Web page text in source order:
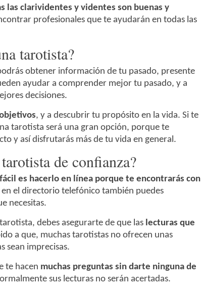
las clarividentes y videntes son buenas y
profesionales que te ayudarán en todas las
tarotista?
obtener información de tu pasado, presente
ayudar a comprender mejor tu pasado, y a
decisiones.
, y a descubrir tu propósito en la vida. Si te
tarotista será una gran opción, porque te
y así disfrutarás más de tu vida en general.
de confianza?
es hacerlo en línea porque te encontrarás con
el directorio telefónico también puedes
necesitas.
debes asegurarte de que las lecturas que
a que, muchas tarotistas no ofrecen unas
sean imprecisas.
te hacen muchas preguntas sin darte ninguna de
sus lecturas no serán acertadas.